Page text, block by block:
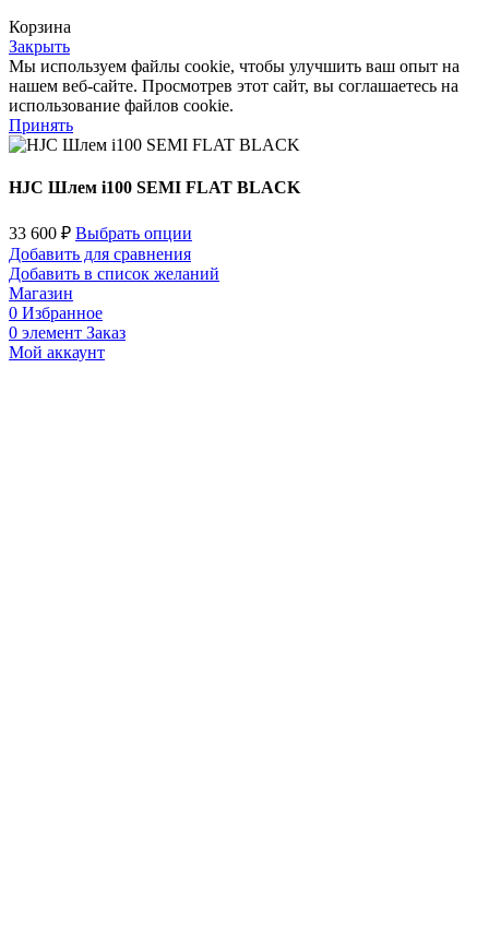
Корзина
Закрыть
Мы используем файлы cookie, чтобы улучшить ваш опыт на
нашем веб-сайте. Просмотрев этот сайт, вы соглашаетесь на
использование файлов cookie.
Принять
HJC Шлем i100 SEMI FLAT BLACK
33 600 ₽ Выбрать опции
Добавить для сравнения
Добавить в список желаний
Магазин
0 Избранное
0 элемент Заказ
Мой аккаунт